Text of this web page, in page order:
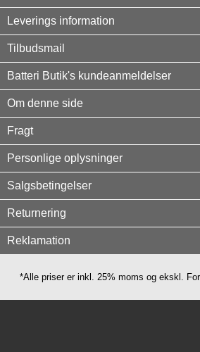
Leverings information
Tilbudsmail
Batteri Butik's kundeanmeldelser
Om denne side
Fragt
Personlige oplysninger
Salgsbetingelser
Returnering
Reklamation
*Alle priser er inkl. 25% moms og ekskl.